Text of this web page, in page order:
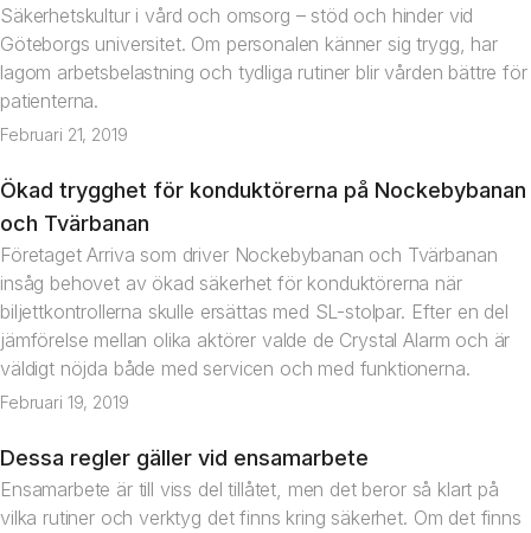
Säkerhetskultur i vård och omsorg – stöd och hinder vid
Göteborgs universitet. Om personalen känner sig trygg, har
lagom arbetsbelastning och tydliga rutiner blir vården bättre för
patienterna.
Februari 21, 2019
Artikel
Ökad trygghet för konduktörerna på Nockebybanan
och Tvärbanan
Företaget Arriva som driver Nockebybanan och Tvärbanan
insåg behovet av ökad säkerhet för konduktörerna när
biljettkontrollerna skulle ersättas med SL-stolpar. Efter en del
jämförelse mellan olika aktörer valde de Crystal Alarm och är
väldigt nöjda både med servicen och med funktionerna.
Februari 19, 2019
Artikel
Dessa regler gäller vid ensamarbete
Ensamarbete är till viss del tillåtet, men det beror så klart på
vilka rutiner och verktyg det finns kring säkerhet. Om det finns